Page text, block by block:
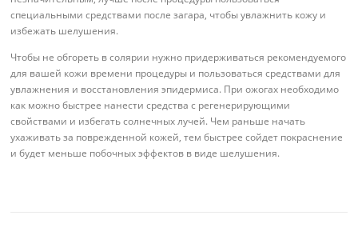
специальными средствами после загара, чтобы увлажнить кожу и
избежать шелушения.
Чтобы не обгореть в солярии нужно придерживаться рекомендуемого
для вашей кожи времени процедуры и пользоваться средствами для
увлажнения и восстановления эпидермиса. При ожогах необходимо
как можно быстрее нанести средства с регенерирующими
свойствами и избегать солнечных лучей. Чем раньше начать
ухаживать за поврежденной кожей, тем быстрее сойдет покраснение
и будет меньше побочных эффектов в виде шелушения.